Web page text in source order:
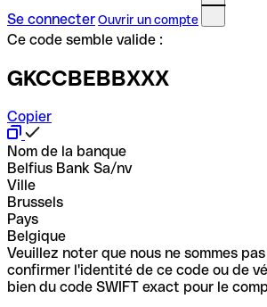
Se connecterOuvrir un compte
Ce code semble valide :
GKCCBEBBXXX
Copier
Nom de la banque
Belfius Bank Sa/nv
Ville
Brussels
Pays
Belgique
Veuillez noter que nous ne sommes
confirmer l'identité de ce code ou de
bien du code SWIFT exact pour le